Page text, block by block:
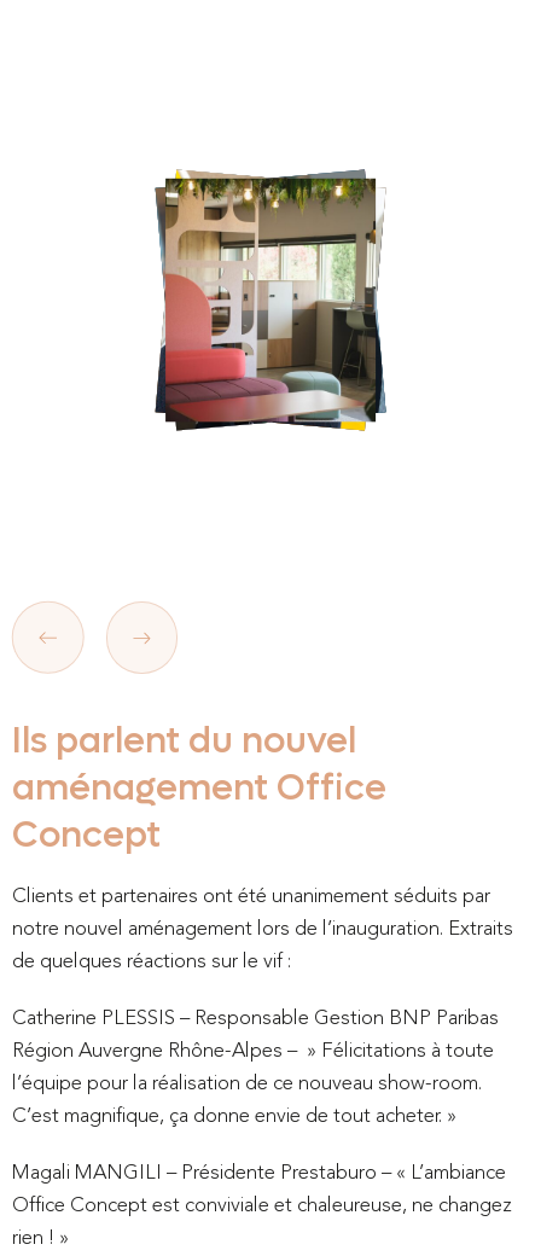
Ils parlent du nouvel
aménagement Office
Concept
Clients et partenaires ont été unanimement séduits par
notre nouvel aménagement lors de l’inauguration. Extraits
de quelques réactions sur le vif :
Catherine PLESSIS – Responsable Gestion BNP Paribas
Région Auvergne Rhône-Alpes – » Félicitations à toute
l’équipe pour la réalisation de ce nouveau show-room.
C’est magnifique, ça donne envie de tout acheter. »
Magali MANGILI – Présidente Prestaburo – « L’ambiance
Office Concept est conviviale et chaleureuse, ne changez
rien ! »